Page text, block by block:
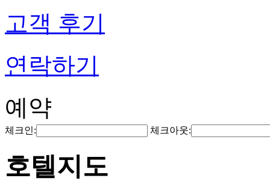
고객 후기
연락하기
예약
체크인: 체크아웃:
호텔지도